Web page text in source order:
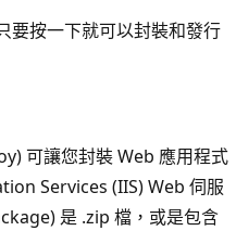
要按一下就可以封裝和發行
可讓您封裝 Web 應用程式
Services (IIS) Web 伺服
是 .zip 檔，或是包含